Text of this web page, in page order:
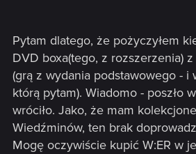
Pytam dlatego, że pożyczyłem
DVD boxa(tego, z rozszerzenia)
(grą z wydania podstawowego - i
którą pytam). Wiadomo - poszło
wróciło. Jako, że mam
Wiedźminów, ten brak
Mogę oczywiście kupić W:ER w